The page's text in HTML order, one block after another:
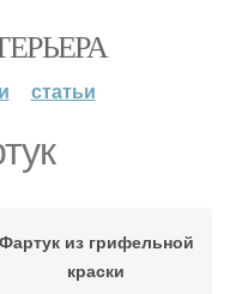
статьи
Фартук из грифельной
краски